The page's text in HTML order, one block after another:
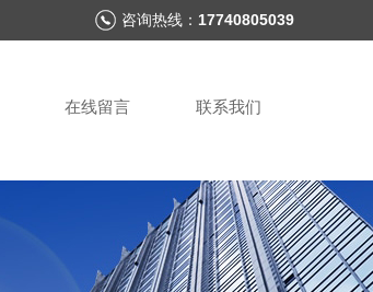
咨询热线： 17740805039
在线留言 联系我们